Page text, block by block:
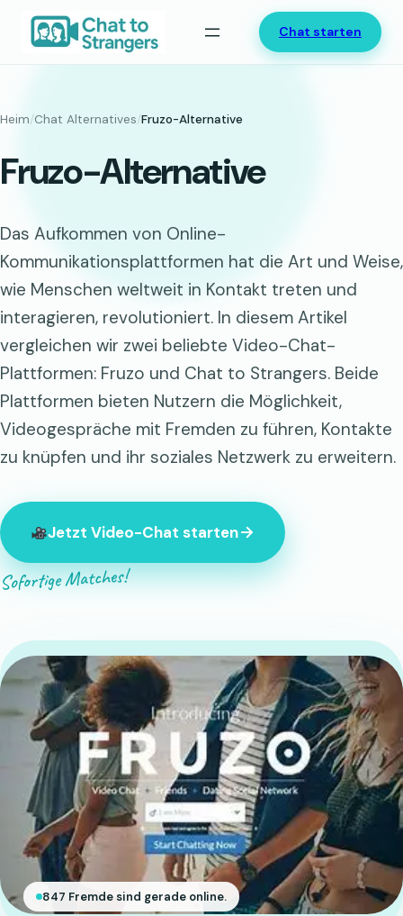
Inhalt
springen
Chat starten
Heim/Chat Alternatives/Fruzo-Alternative
Fruzo-Alternative
Das Aufkommen von Online-
Kommunikationsplattformen hat die Art und Weise,
wie Menschen weltweit in Kontakt treten und
interagieren, revolutioniert. In diesem Artikel
vergleichen wir zwei beliebte Video-Chat-
Plattformen: Fruzo und Chat to Strangers. Beide
Plattformen bieten Nutzern die Möglichkeit,
Videogespräche mit Fremden zu führen, Kontakte
zu knüpfen und ihr soziales Netzwerk zu erweitern.
Jetzt Video-Chat starten
Sofortige Matches!
847 Fremde sind gerade online.